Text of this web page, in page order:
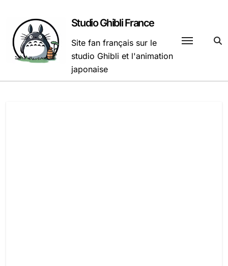
contenu
Studio Ghibli France
Site fan français sur le
studio Ghibli et l'animation
japonaise